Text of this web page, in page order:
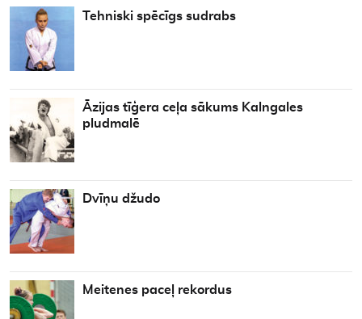
Tehniski spēcīgs sudrabs
Āzijas tīģera ceļa sākums Kalngales
pludmalē
Dvīņu džudo
Meitenes paceļ rekordus